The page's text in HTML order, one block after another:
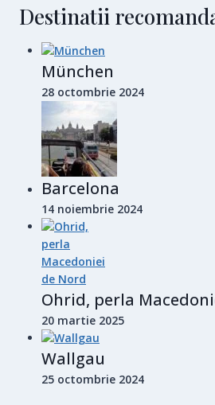
Destinatii
München
28 octombrie 2024
Barcelona
14 noiembrie 2024
Ohrid, perla
20 martie 2025
Wallgau
25 octombrie 2024